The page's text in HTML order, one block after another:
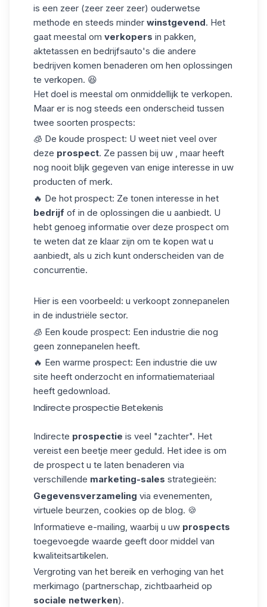
is een zeer (zeer zeer zeer) ouderwetse
methode en steeds minder winstgevend. Het
gaat meestal om verkopers in pakken,
aktetassen en bedrijfsauto's die andere
bedrijven komen benaderen om hen oplossingen
te verkopen. 😆
Het doel is meestal om onmiddellijk te verkopen.
Maar er is nog steeds een onderscheid tussen
twee soorten prospects:
🧊 De koude prospect: U weet niet veel over
deze prospect. Ze passen bij uw , maar heeft
nog nooit blijk gegeven van enige interesse in uw
producten of merk.
🔥 De hot prospect: Ze tonen interesse in het
bedrijf of in de oplossingen die u aanbiedt. U
hebt genoeg informatie over deze prospect om
te weten dat ze klaar zijn om te kopen wat u
aanbiedt, als u zich kunt onderscheiden van de
concurrentie.
Hier is een voorbeeld: u verkoopt zonnepanelen
in de industriële sector.
🧊 Een koude prospect: Een industrie die nog
geen zonnepanelen heeft.
🔥 Een warme prospect: Een industrie die uw
site heeft onderzocht en informatiemateriaal
heeft gedownload.
Indirecte prospectie Betekenis
Indirecte prospectie is veel "zachter". Het
vereist een beetje meer geduld. Het idee is om
de prospect u te laten benaderen via
verschillende marketing-sales strategieën:
Gegevensverzameling via evenementen,
virtuele beurzen, cookies op de blog. 🍪
Informatieve e-mailing, waarbij u uw prospects
toegevoegde waarde geeft door middel van
kwaliteitsartikelen.
Vergroting van het bereik en verhoging van het
merkimago (partnerschap, zichtbaarheid op
sociale netwerken).